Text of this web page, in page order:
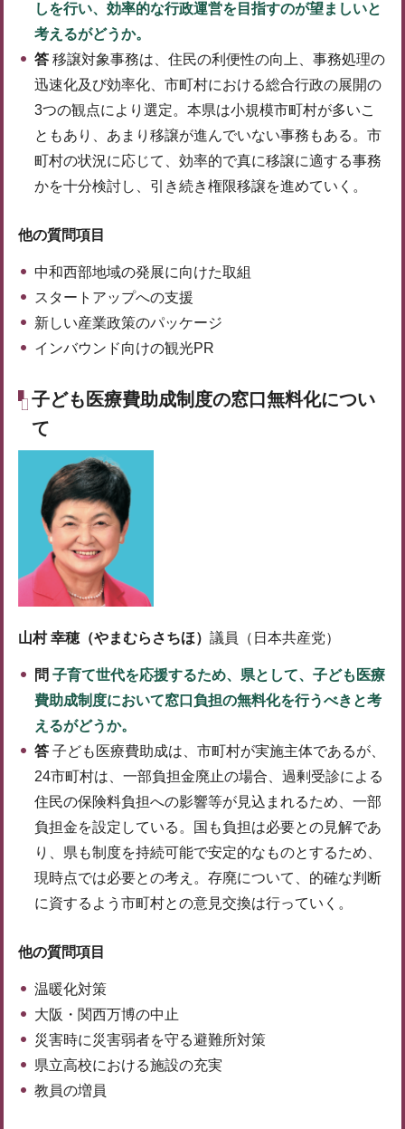
しを行い、効率的な行政運営を目指すのが望ましいと
考えるがどうか。
答 移譲対象事務は、住民の利便性の向上、事務処理の
迅速化及び効率化、市町村における総合行政の展開の
3つの観点により選定。本県は小規模市町村が多いこ
ともあり、あまり移譲が進んでいない事務もある。市
町村の状況に応じて、効率的で真に移譲に適する事務
かを十分検討し、引き続き権限移譲を進めていく。
他の質問項目
中和西部地域の発展に向けた取組
スタートアップへの支援
新しい産業政策のパッケージ
インバウンド向けの観光PR
子ども医療費助成制度の窓口無料化につい
て
山村 幸穂（やまむらさちほ） 議員（日本共産党）
問 子育て世代を応援するため、県として、子ども医療
費助成制度において窓口負担の無料化を行うべきと考
えるがどうか。
答 子ども医療費助成は、市町村が実施主体であるが、
24市町村は、一部負担金廃止の場合、過剰受診による
住民の保険料負担への影響等が見込まれるため、一部
負担金を設定している。国も負担は必要との見解であ
り、県も制度を持続可能で安定的なものとするため、
現時点では必要との考え。存廃について、的確な判断
に資するよう市町村との意見交換は行っていく。
他の質問項目
温暖化対策
大阪・関西万博の中止
災害時に災害弱者を守る避難所対策
県立高校における施設の充実
教員の増員